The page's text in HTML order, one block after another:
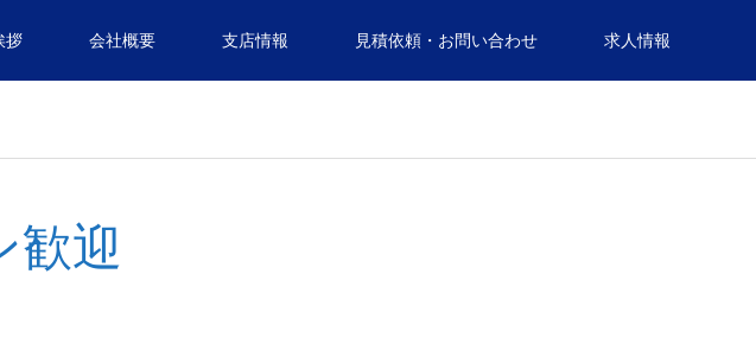
拶 会社概要 支店情報 見積依頼・お問い合わせ 求人情報
歓迎